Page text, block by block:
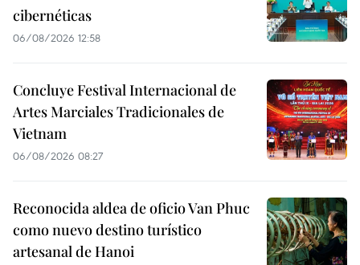
cibernéticas
06/08/2026 12:58
Concluye Festival Internacional de
Artes Marciales Tradicionales de
Vietnam
06/08/2026 08:27
Reconocida aldea de oficio Van Phuc
como nuevo destino turístico
artesanal de Hanoi